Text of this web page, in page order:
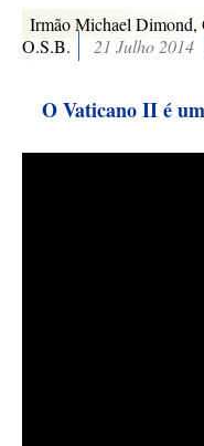
Irmão Michael Dimond,
O.S.B.
21 Julho 2014
O Vaticano II é